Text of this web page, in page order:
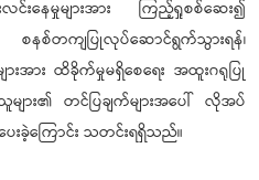
းနေမှုများအား ကြည့်ရှုစစ်ဆေး၍
း စနစ်တကျပြုလုပ်ဆောင်ရွက်သွားရန်၊
အား ထိခိုက်မှုမရှိစေရေး အထူးဂရုပြု
ျား၏ တင်ပြချက်များအပေါ် လိုအပ်
ေးခဲ့ကြောင်း သတင်းရရှိသည်။